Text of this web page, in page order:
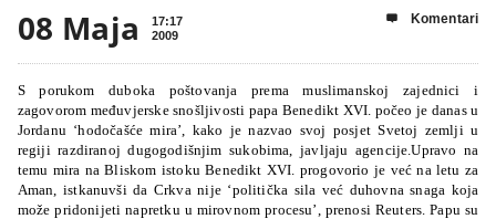
08 Maja
17:17
2009
 Komentari
S porukom duboka poštovanja prema muslimanskoj zajednici i
zagovorom međuvjerske snošljivosti papa Benedikt XVI. počeo je danas u
Jordanu ‘hodočašće mira’, kako je nazvao svoj posjet Svetoj zemlji u
regiji razdiranoj dugogodišnjim sukobima, javljaju agencije.Upravo na
temu mira na Bliskom istoku Benedikt XVI. progovorio je već na letu za
Aman, istkanuvši da Crkva nije ‘politička sila već duhovna snaga koja
može pridonijeti napretku u mirovnom procesu’, prenosi Reuters. Papu su